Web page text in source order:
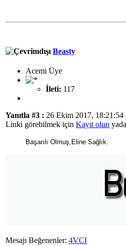
Beasty
Acemi Üye
İleti: 117
Yanıtla #3 : 26 Ekim 2017, 18:21:54
Linki görebilmek için Kayıt olun yada
Başarılı Olmuş,Eline Sağlık.
Mesajı Beğenenler: 4VCI